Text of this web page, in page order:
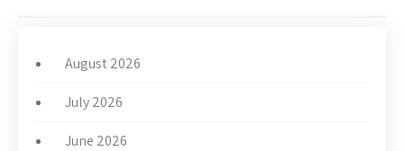
August 2026
July 2026
June 2026